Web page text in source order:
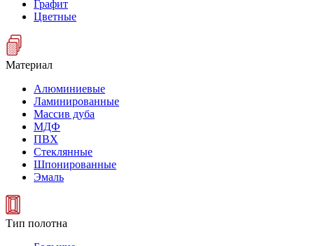
Графит
Цветные
Материал
Алюминиевые
Ламинированные
Массив дуба
МДФ
ПВХ
Стеклянные
Шпонированные
Эмаль
Тип полотна